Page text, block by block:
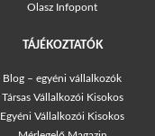
Olasz Infopont
TÁJÉKOZTATÓK
Blog – egyéni vállalkozók
Társas Vállalkozói Kisokos
Egyéni Vállalkozói Kisokos